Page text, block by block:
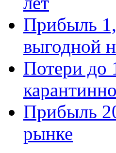
Прибыль
выгодной
Потери до
Прибыль
рынке